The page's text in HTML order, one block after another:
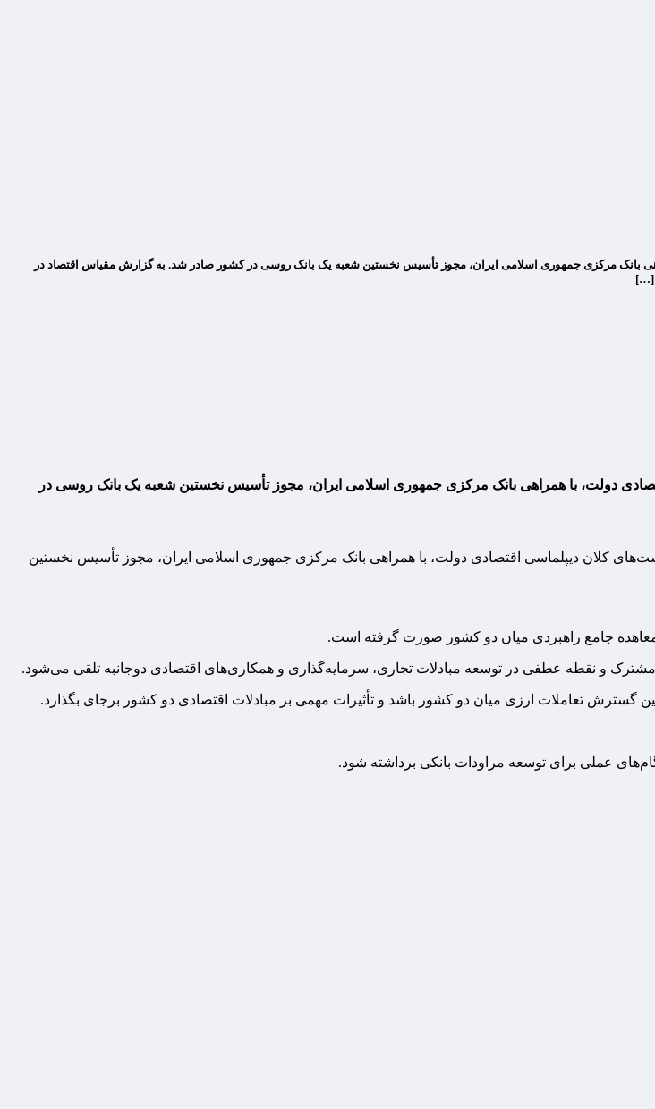
بانک مرکزی جمهوری اسلامی ایران، مجوز تأسیس نخستین شعبه یک بانک روسی در کشور صادر شد. به گزارش مقیاس اقتصاد در
[…]
دولت، با همراهی بانک مرکزی جمهوری اسلامی ایران، مجوز تأسیس نخستین شعبه یک بانک روسی در
کلان دیپلماسی اقتصادی دولت، با همراهی بانک مرکزی جمهوری اسلامی ایران، مجوز تأسیس نخستین
و نقطه عطفی در توسعه مبادلات تجاری، سرمایه‌گذاری و همکاری‌های اقتصادی دوجانبه تلقی می‌شود.
گسترش تعاملات ارزی میان دو کشور باشد و تأثیرات مهمی بر مبادلات اقتصادی دو کشور برجای بگذارد.
عملی برای توسعه مراودات بانکی برداشته شود.